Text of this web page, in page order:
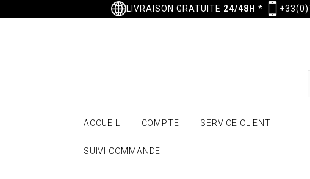
LIVRAISON GRATUITE 24/48H *
ACCUEIL COMPTE SERVICE CLIENT
SUIVI COMMANDE